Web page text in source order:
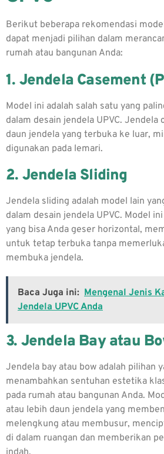
Berikut beberapa rekomendasi
dapat menjadi pilihan dalam
rumah atau bangunan Anda:
1. Jendela Casement
Model ini adalah salah satu yang
dalam desain jendela UPVC.
daun jendela yang terbuka ke luar,
digunakan pada lemari.
2. Jendela Sliding
Jendela sliding adalah model lain
dalam desain jendela UPVC. Model
yang bisa Anda geser horizontal,
untuk tetap terbuka tanpa
membuka jendela.
Baca Juga ini: Mengenal Jenis
Jendela UPVC Anda
3. Jendela Bay atau
Jendela bay atau bow adalah pilihan
menambahkan sentuhan estetika
pada rumah atau bangunan Anda.
atau lebih daun jendela yang
melengkung atau membusur,
di dalam ruangan dan memberikan